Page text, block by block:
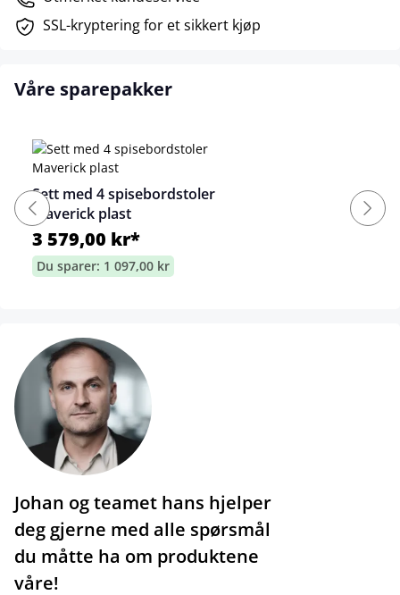
SSL-kryptering for et sikkert kjøp
Våre sparepakker
Sett med 4 spisebordstoler
Maverick plast
3 579,00 kr*
Du sparer: 1 097,00 kr
Johan og teamet hans hjelper
deg gjerne med alle spørsmål
du måtte ha om produktene
våre!